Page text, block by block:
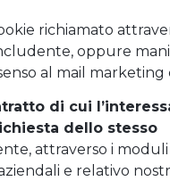
richiamato
oppure
al mail
di cui
dello stesso
attraverso i
e relativo